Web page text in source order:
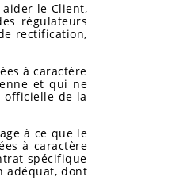
le Client,
régulateurs
rectification,
à caractère
et qui ne
officielle de la
à ce que le
à caractère
spécifique
adéquat, dont